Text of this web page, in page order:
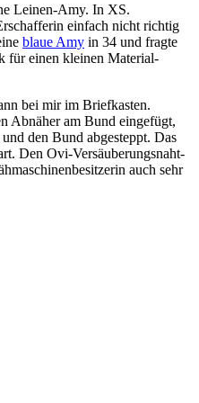
Leinen-Amy. In XS.
einfach nicht richtig
blaue Amy in 34 und fragte
für einen kleinen Material-
bei mir im Briefkasten.
Abnäher am Bund eingefügt,
den Bund abgesteppt. Das
Den Ovi-Versäuberungsnaht-
auch sehr